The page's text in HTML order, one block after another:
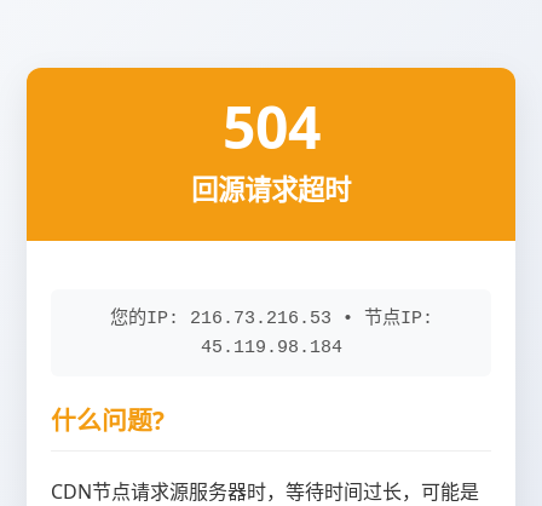
504
回源请求超时
您的IP: 216.73.216.53 • 节点IP:
45.119.98.184
什么问题?
CDN节点请求源服务器时，等待时间过长，可能是